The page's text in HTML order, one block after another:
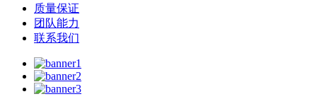
质量保证
团队能力
联系我们